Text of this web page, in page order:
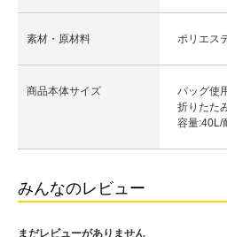
素材・原材料 ポリエス
商品本体サイズ
バッグ使
折りたた
容量:40L/
みんなのレビュー
まだレビューがありません